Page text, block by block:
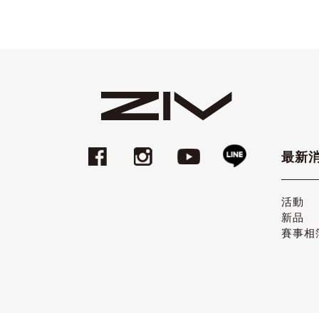
最新
活動
新品
賽事相